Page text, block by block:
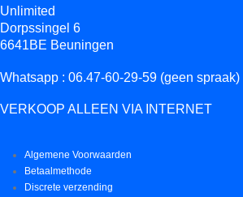
Unlimited
Dorpssingel 6
6641BE Beuningen
Whatsapp : 06.47-60-29-59 (geen spraak)
VERKOOP ALLEEN VIA INTERNET
Algemene Voorwaarden
Betaalmethode
Discrete verzending